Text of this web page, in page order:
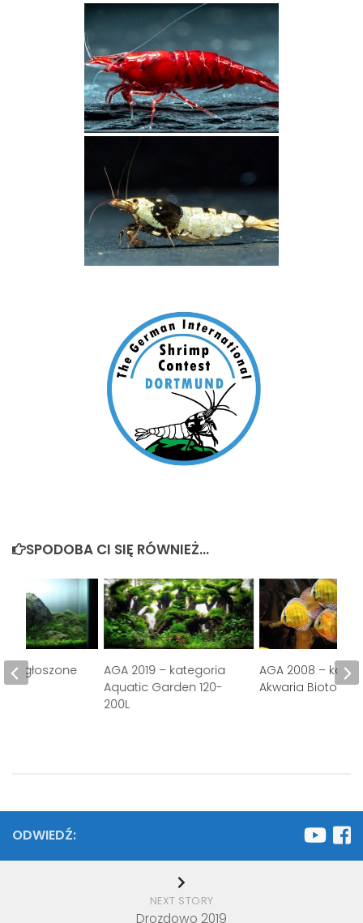
SPODOBA CI SIĘ RÓWNIEŻ...
AGA 2019 – kategoria
Aquatic Garden 120-
200L
AGA 2008 –
Akwaria
– zgłoszone
ODWIEDŹ:
NEXT STORY
Drozdowo 2019